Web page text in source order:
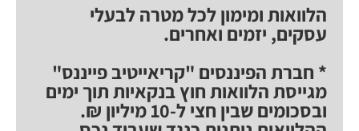
הלוואות ומימון לכל מטרה לבעלי
עסקים, יזמים ואחרים.
* חברת הפיננסים "קריאייטיב פייננס"
מגייסת הלוואות חוץ בנקאיות תוך ימים
ובסכומים שבין חצי ל-10 מיליון ₪.